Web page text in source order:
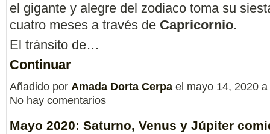
el gigante y alegre del zodiaco toma su
cuatro meses a través de Capricornio.
El tránsito de…
Continuar
Añadido por Amada Dorta Cerpa el mayo 14, 2020
No hay comentarios
Mayo 2020: Saturno, Venus y Júpiter